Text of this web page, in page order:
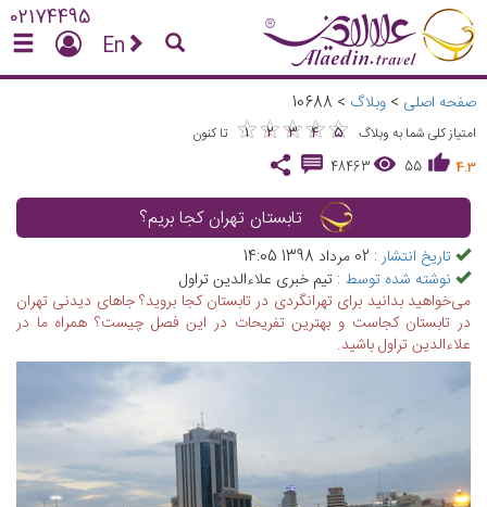
02174495
En
صفحه اصلی > وبلاگ >
10688
امتیاز کلی شما به وبلاگ ★
1 ★
2 ★
3 ★
4 ★
5
★★★★★
تا کنون
4.3
55
48463
تابستان تهران کجا بریم؟
تاریخ انتشار : 02 مرداد 1398 14:05
نوشته شده توسط : تیم خبری علاءالدین تراول
می‌خواهید بدانید برای تهرانگردی در تابستان کجا بروید؟ جاهای دیدنی تهران
در تابستان کجاست و بهترین تفریحات در این فصل چیست؟ همراه ما در
علاءالدین تراول باشید.